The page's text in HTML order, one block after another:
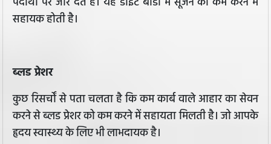
सहायक होती है।
ब्लड प्रेशर
कुछ रिसर्चों से पता चलता है कि कम कार्ब वाले आहार का सेवन
करने से ब्लड प्रेशर को कम करने में सहायता मिलती है। जो आपके
हृदय स्वास्थ्य के लिए भी लाभदायक है।